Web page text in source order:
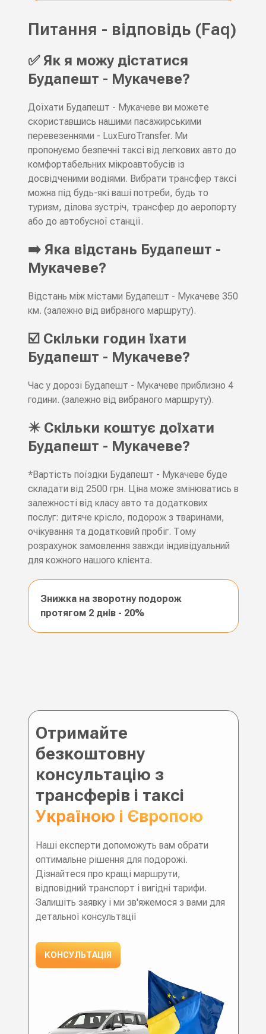
Питання - відповідь (Faq)
✅ Як я можу дістатися
Будапешт - Мукачеве?
Доїхати Будапешт - Мукачеве ви можете
скориставшись нашими пасажирськими
перевезеннями - LuxEuroTransfer. Ми
пропонуємо безпечні таксі від легкових авто до
комфортабельних мікроавтобусів із
досвідченими водіями. Вибрати трансфер таксі
можна під будь-які ваші потреби, будь то
туризм, ділова зустріч, трансфер до аеропорту
або до автобусної станції.
➡️ Яка відстань Будапешт -
Мукачеве?
Відстань між містами Будапешт - Мукачеве 350
км. (залежно від вибраного маршруту).
☑️ Скільки годин їхати
Будапешт - Мукачеве?
Час у дорозі Будапешт - Мукачеве приблизно 4
години. (залежно від вибраного маршруту).
✴️ Скільки коштує доїхати
Будапешт - Мукачеве?
*Вартість поїздки Будапешт - Мукачеве буде
складати від 2500 грн. Ціна може змінюватись в
залежності від класу авто та додаткових
послуг: дитяче крісло, подорож з тваринами,
очікування та додатковий пробіг. Тому
розрахунок замовлення завжди індивідуальний
для кожного нашого клієнта.
Знижка на зворотну подорож
протягом 2 днів - 20%
Отримайте
безкоштовну
консультацію з
трансферів і таксі
Україною і Європою
Наші експерти допоможуть вам обрати
оптимальне рішення для подорожі.
Дізнайтеся про кращі маршрути,
відповідний транспорт і вигідні тарифи.
Залишіть заявку і ми зв'яжемося з вами для
детальної консультації
КОНСУЛЬТАЦІЯ